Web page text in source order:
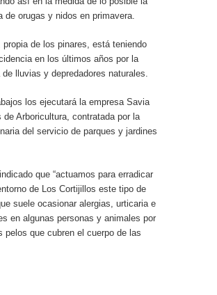
de orugas y nidos en primavera.
propia de los pinares, está teniendo
en los últimos años por la
de lluvias y depredadores naturales.
los ejecutará la empresa Savia
de Arboricultura, contratada por la
del servicio de parques y jardines
que “actuamos para erradicar
de Los Cortijillos este tipo de
suele ocasionar alergias, urticaria e
en algunas personas y animales por
pelos que cubren el cuerpo de las